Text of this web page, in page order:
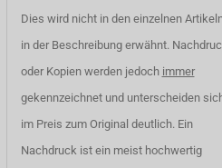
Dies wird nicht in den einzelnen
in der Beschreibung erwähnt.
oder Kopien werden jedoch immer
gekennzeichnet und unterscheiden
im Preis zum Original deutlich. Ein
Nachdruck ist ein meist hochwertig